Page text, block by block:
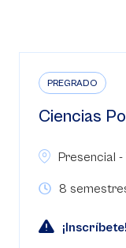
PREGRADO
Ciencias
Presencial -
8
¡Inscríbete!